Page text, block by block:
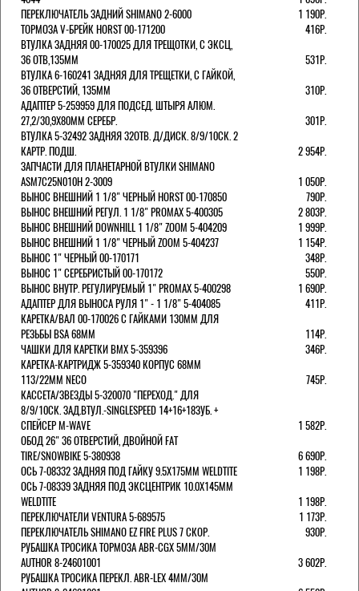
ПЕРЕКЛЮЧАТЕЛЬ ЗАДНИЙ SHIMANO 2-6000
1 190Р.
ТОРМОЗА V-БРЕЙК HORST 00-171200
416Р.
ВТУЛКА ЗАДНЯЯ 00-170025 ДЛЯ ТРЕЩОТКИ, С ЭКСЦ,
36 ОТВ,135ММ
531Р.
ВТУЛКА 6-160241 ЗАДНЯЯ ДЛЯ ТРЕЩЕТКИ, С ГАЙКОЙ,
36 ОТВЕРСТИЙ, 135ММ
310Р.
АДАПТЕР 5-259959 ДЛЯ ПОДСЕД. ШТЫРЯ АЛЮМ.
27,2/30,9Х80ММ СЕРЕБР.
301Р.
ВТУЛКА 5-32492 ЗАДНЯЯ 32ОТВ. Д/ДИСК. 8/9/10СК. 2
КАРТР. ПОДШ.
2 954Р.
ЗАПЧАСТИ ДЛЯ ПЛАНЕТАРНОЙ ВТУЛКИ SHIMANO
ASM7C25N010H 2-3009
1 050Р.
ВЫНОС ВНЕШНИЙ 1 1/8" ЧЕРНЫЙ HORST 00-170850
790Р.
ВЫНОС ВНЕШНИЙ РЕГУЛ. 1 1/8" PROMAX 5-400305
2 803Р.
ВЫНОС ВНЕШНИЙ DOWNHILL 1 1/8" ZOOM 5-404209
1 999Р.
ВЫНОС ВНЕШНИЙ 1 1/8" ЧЕРНЫЙ ZOOM 5-404237
1 154Р.
ВЫНОС 1" ЧЕРНЫЙ 00-170171
348Р.
ВЫНОС 1" СЕРЕБРИСТЫЙ 00-170172
550Р.
ВЫНОС ВНУТР. РЕГУЛИРУЕМЫЙ 1" PROMAX 5-400298
1 690Р.
АДАПТЕР ДЛЯ ВЫНОСА РУЛЯ 1" - 1 1/8" 5-404085
411Р.
КАРЕТКА/ВАЛ 00-170026 С ГАЙКАМИ 130ММ ДЛЯ
РЕЗЬБЫ BSA 68ММ
114Р.
ЧАШКИ ДЛЯ КАРЕТКИ BMX 5-359396
346Р.
КАРЕТКА-КАРТРИДЖ 5-359340 КОРПУС 68ММ
113/22ММ NECO
745Р.
КАССЕТА/ЗВЕЗДЫ 5-320070 "ПЕРЕХОД." ДЛЯ
8/9/10СК. ЗАД.ВТУЛ.-SINGLESPEED 14+16+18ЗУБ. +
СПЕЙСЕР M-WAVE
1 582Р.
ОБОД 26" 36 ОТВЕРСТИЙ, ДВОЙНОЙ FAT
TIRE/SNOWBIKE 5-380938
6 690Р.
ОСЬ 7-08332 ЗАДНЯЯ ПОД ГАЙКУ 9.5Х175ММ WELDTITE
1 198Р.
ОСЬ 7-08339 ЗАДНЯЯ ПОД ЭКСЦЕНТРИК 10.0Х145ММ
WELDTITE
1 198Р.
ПЕРЕКЛЮЧАТЕЛИ VENTURA 5-689575
1 173Р.
ПЕРЕКЛЮЧАТЕЛЬ SHIMANO EZ FIRE PLUS 7 СКОР.
930Р.
РУБАШКА ТРОСИКА ТОРМОЗА ABR-CGX 5MM/30M
AUTHOR 8-24601001
3 602Р.
РУБАШКА ТРОСИКА ПЕРЕКЛ. ABR-LEX 4MM/30M